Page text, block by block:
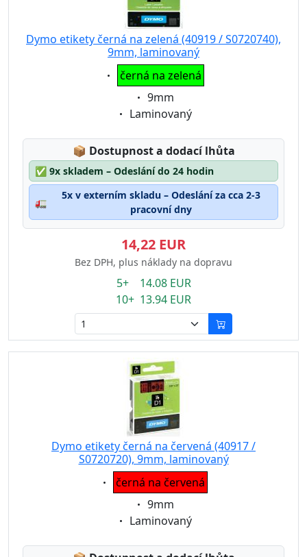
Dymo etikety černá na zelená (40919 / S0720740),
9mm, laminovaný
Eigenschaft:
černá na zelená
Eigenschaft:
9mm
Eigenschaft:
Laminovaný
📦 Lagerstatus:
Dostupnost a dodací lhůta
✅ 9x skladem – Odeslání do 24 hodin
🚛
5x v externím skladu – Odeslání za cca 2-3
pracovní dny
14,22 EUR
Bez DPH, plus náklady na dopravu
5+ 14.08 EUR
10+ 13.94 EUR
Dymo etikety černá na červená (40917 /
S0720720), 9mm, laminovaný
Eigenschaft:
černá na červená
Eigenschaft:
9mm
Eigenschaft:
Laminovaný